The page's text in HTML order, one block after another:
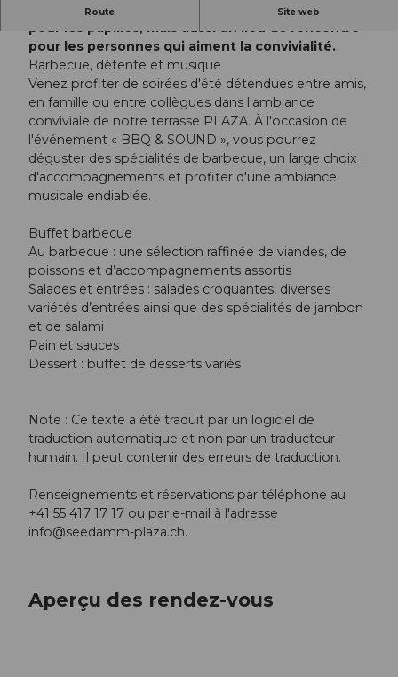
Route Site web
Le BQQ & SOUND n'est pas seulement un régal
pour les papilles, mais aussi un lieu de rencontre
pour les personnes qui aiment la convivialité.
Barbecue, détente et musique
Venez profiter de soirées d'été détendues entre amis,
en famille ou entre collègues dans l'ambiance
conviviale de notre terrasse PLAZA. À l'occasion de
l'événement « BBQ & SOUND », vous pourrez
déguster des spécialités de barbecue, un large choix
d'accompagnements et profiter d'une ambiance
musicale endiablée.
Buffet barbecue
Au barbecue : une sélection raffinée de viandes, de
poissons et d’accompagnements assortis
Salades et entrées : salades croquantes, diverses
variétés d’entrées ainsi que des spécialités de jambon
et de salami
Pain et sauces
Dessert : buffet de desserts variés
Note : Ce texte a été traduit par un logiciel de
traduction automatique et non par un traducteur
humain. Il peut contenir des erreurs de traduction.
Renseignements et réservations par téléphone au
+41 55 417 17 17 ou par e-mail à l'adresse
info@seedamm-plaza.ch.
Aperçu des rendez-vous